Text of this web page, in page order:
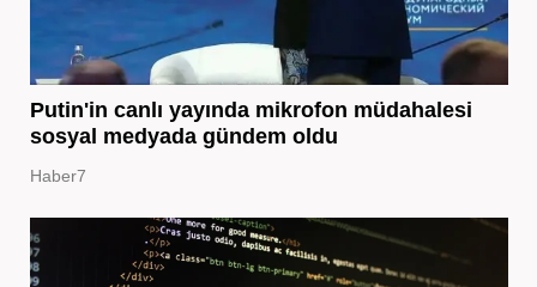
Putin'in canlı yayında mikrofon müdahalesi
sosyal medyada gündem oldu
Haber7